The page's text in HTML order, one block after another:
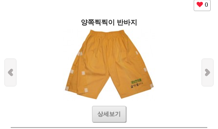
0
양쪽찍찍이 반바지
상세보기